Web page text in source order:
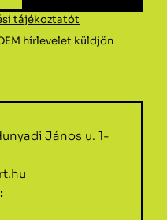
tájékoztatót
hírlevelet küldjön
János u. 1-